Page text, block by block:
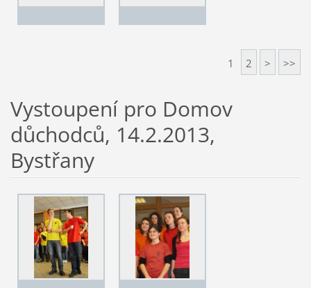
1 2 > >>
Vystoupení pro Domov
důchodců, 14.2.2013,
Bystřany